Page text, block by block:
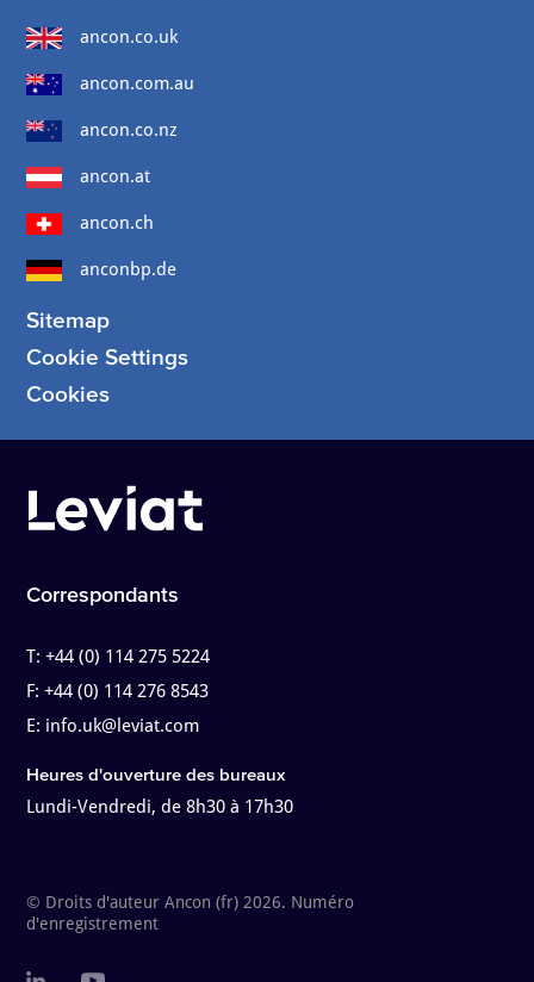
ancon.co.uk
ancon.com.au
ancon.co.nz
ancon.at
ancon.ch
anconbp.de
Sitemap
Cookie Settings
Cookies
Correspondants
T:+44 (0) 114 275 5224
F:+44 (0) 114 276 8543
E: info.uk@leviat.com
Heures d'ouverture des bureaux
Lundi-Vendredi, de 8h30 à 17h30
© Droits d'auteur Ancon (fr) 2026. Numéro
d'enregistrement